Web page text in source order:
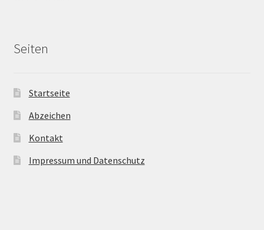
Seiten
Startseite
Abzeichen
Kontakt
Impressum und Datenschutz